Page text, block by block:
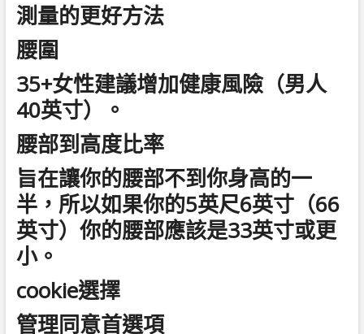
測量的更好方法
腰圍
35+女性建議增加健康風險（男人
40英寸）。
腰部到高度比率
旨在讓你的腰部不到你身高的一
半，所以如果你的5英尺6英寸（66
英寸）你的腰部應該是33英寸或更
小。
cookie選擇
管理同意首選項